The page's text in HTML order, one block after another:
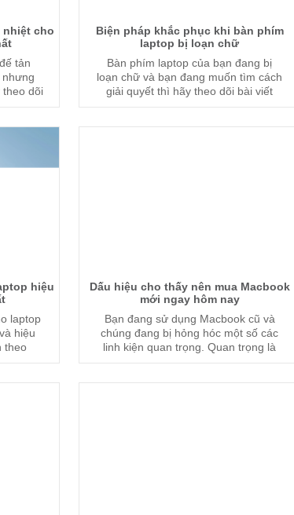
nhiệt cho
tản
theo dõi
tôi.
Biện pháp khắc phục khi bàn phím
laptop bị loạn chữ
Bàn phím laptop của bạn đang bị
loạn chữ và bạn đang muốn tìm cách
giải quyết thì hãy theo dõi bài viết
dưới đây của chúng tôi.
hiệu
laptop
hiệu
theo
chúng
Dấu hiệu cho thấy nên mua Macbook
mới ngay hôm nay
Bạn đang sử dụng Macbook cũ và
chúng đang bị hỏng hóc một số các
linh kiện quan trọng. Quan trọng là
bạn cần phải nhận biết đâu là dấu